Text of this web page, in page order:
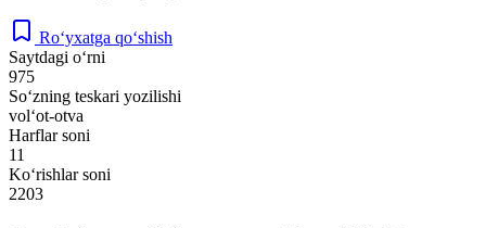
Ro‘yxatga qo‘shish
Saytdagi o‘rni
975
So‘zning teskari yozilishi
vol‘ot-otva
Harflar soni
11
Ko‘rishlar soni
2203